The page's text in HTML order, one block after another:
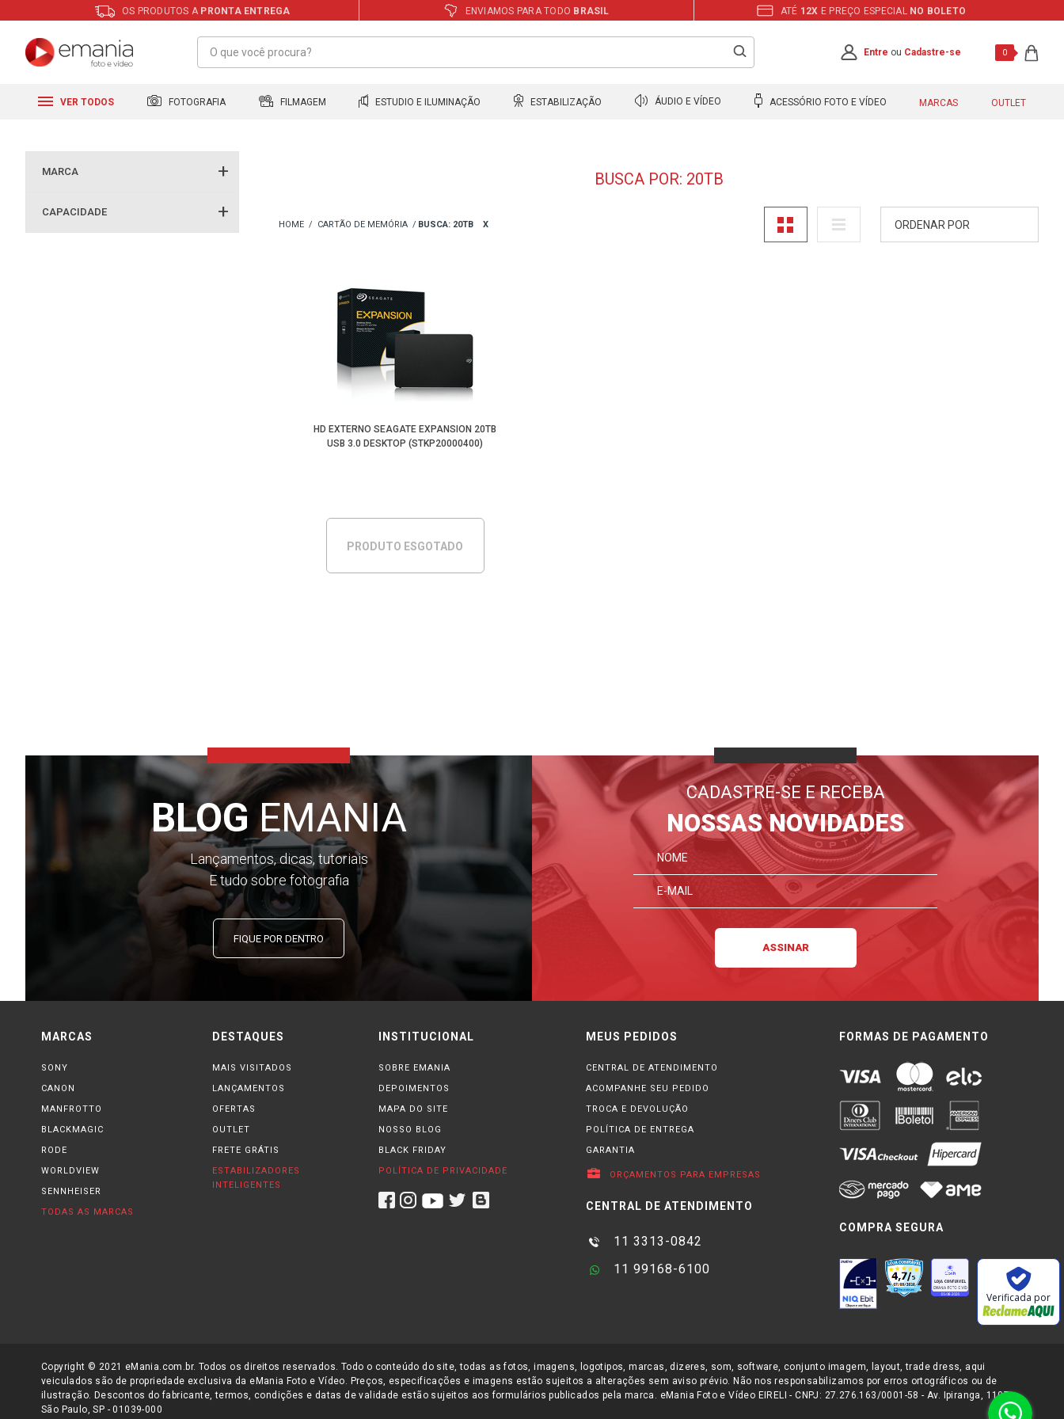
OS PRODUTOS A PRONTA ENTREGA ENVIAMOS PARA TODO BRASIL ATÉ 12X E PREÇO ESPECIAL NO BOLETO
Entre ou Cadastre-se 0
VER TODOS FOTOGRAFIA FILMAGEM ESTUDIO E ILUMINAÇÃO ESTABILIZAÇÃO ÁUDIO E VÍDEO ACESSÓRIO FOTO E VÍDEO MARCAS OUTLET
MARCA
CAPACIDADE
BUSCA POR: 20TB
CARTÃO DE MEMÓRIA BUSCA: 20TB X ORDENAR POR
HD EXTERNO SEAGATE EXPANSION 20TB
USB 3.0 DESKTOP (STKP20000400)
PRODUTO ESGOTADO
BLOGEMANIA
Lançamentos, dicas, tutoriais
E tudo sobre fotografia
FIQUE POR DENTRO
CADASTRE-SE E RECEBA
NOSSAS NOVIDADES
MARCAS
SONY
CANON
MANFROTTO
BLACKMAGIC
RODE
WORLDVIEW
SENNHEISER
TODAS AS MARCAS
DESTAQUES
MAIS VISITADOS
LANÇAMENTOS
OFERTAS
OUTLET
FRETE GRÁTIS
ESTABILIZADORES
INTELIGENTES
INSTITUCIONAL
SOBRE EMANIA
DEPOIMENTOS
MAPA DO SITE
NOSSO BLOG
BLACK FRIDAY
POLÍTICA DE PRIVACIDADE
MEUS PEDIDOS
CENTRAL DE ATENDIMENTO
ACOMPANHE SEU PEDIDO
TROCA E DEVOLUÇÃO
POLÍTICA DE ENTREGA
GARANTIA
ORÇAMENTOS PARA EMPRESAS
CENTRAL DE ATENDIMENTO
11 3313-0842
11 99168-6100
FORMAS DE PAGAMENTO
COMPRA SEGURA
Verificada por
Copyright © 2021 eMania.com.br. Todos os direitos reservados. Todo o conteúdo do site, todas as fotos, imagens, logotipos, marcas, dizeres, som, software, conjunto imagem, layout, trade dress, aqui
veiculados são de propriedade exclusiva da eMania Foto e Vídeo. Preços, especificações e imagens estão sujeitos a alterações sem aviso prévio. Não nos responsabilizamos por erros ortográficos ou de
ilustração. Descontos do fabricante, termos, condições e datas de validade estão sujeitos aos formulários publicados pela marca. eMania Foto e Vídeo EIRELI - CNPJ: 27.276.163/0001-58 - Av. Ipiranga, 1107-
São Paulo, SP - 01039-000